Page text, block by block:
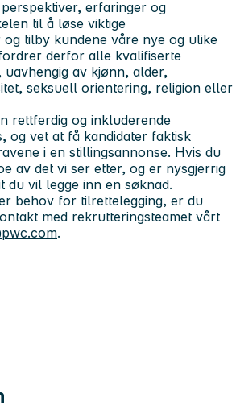
erfaringer og
til å løse viktige
tilby kundene våre nye og ulike
derfor alle kvalifiserte
uavhengig av kjønn, alder,
seksuell orientering, religion eller
rettferdig og inkluderende
og vet at få kandidater faktisk
i en stillingsannonse. Hvis du
av det vi ser etter, og er nysgjerrig
du vil legge inn en søknad.
behov for tilrettelegging, er du
med rekrutteringsteamet vårt
.